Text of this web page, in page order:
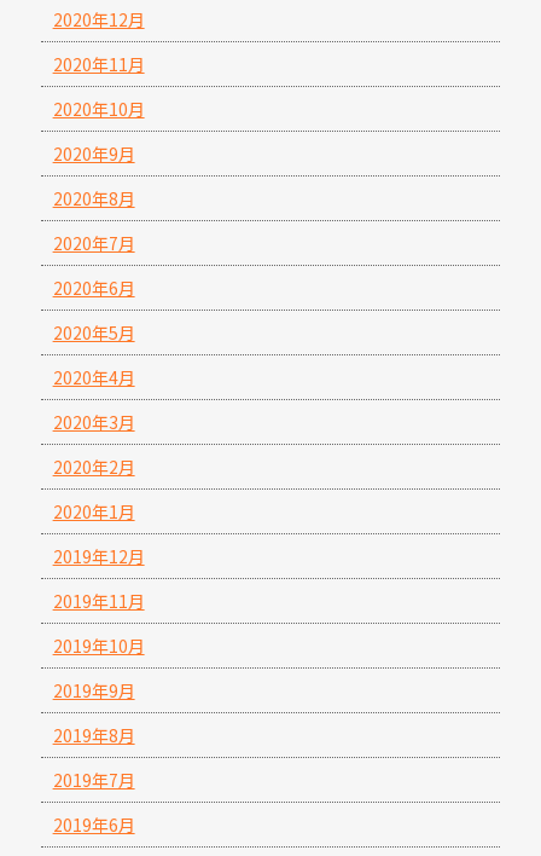
2020年12月
2020年11月
2020年10月
2020年9月
2020年8月
2020年7月
2020年6月
2020年5月
2020年4月
2020年3月
2020年2月
2020年1月
2019年12月
2019年11月
2019年10月
2019年9月
2019年8月
2019年7月
2019年6月